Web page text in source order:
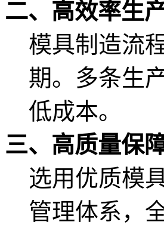
二、高效率生
模具制造流
期。多条生
低成本。
三、高质量保
选用优质模
管理体系，